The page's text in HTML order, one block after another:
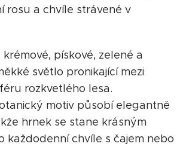
rosu a chvíle strávené v
pískové, zelené a
světlo pronikající mezi
rozkvetlého lesa.
motiv působí elegantně
hrnek se stane krásným
každodenní chvíle s čajem nebo